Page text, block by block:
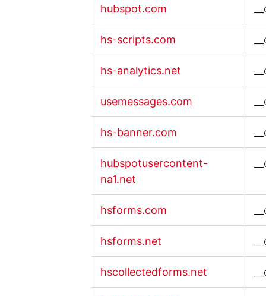
hubspot.com
hs-scripts.com
hs-analytics.net
usemessages.com
hs-banner.com
hubspotusercontent-
na1.net
hsforms.com
hsforms.net
hscollectedforms.net